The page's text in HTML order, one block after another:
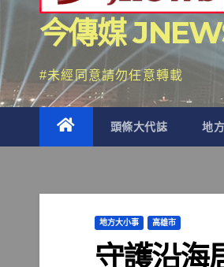
今傳媒
#未經同意請勿任意轉載
頭條大代誌 地
地方大小事 高雄市
守護沿海